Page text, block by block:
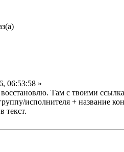
06:53:58 »
восстановлю. Там с твоими
исполнителя + название
текст.